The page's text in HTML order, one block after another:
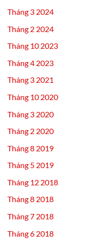
Tháng 3 2024
Tháng 2 2024
Tháng 10 2023
Tháng 4 2023
Tháng 3 2021
Tháng 10 2020
Tháng 3 2020
Tháng 2 2020
Tháng 8 2019
Tháng 5 2019
Tháng 12 2018
Tháng 8 2018
Tháng 7 2018
Tháng 6 2018